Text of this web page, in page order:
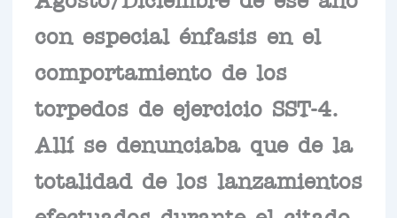
con especial énfasis en el
comportamiento de los
torpedos de ejercicio SST-4.
Allí se denunciaba que de la
totalidad de los lanzamientos
efectuados durante el citado